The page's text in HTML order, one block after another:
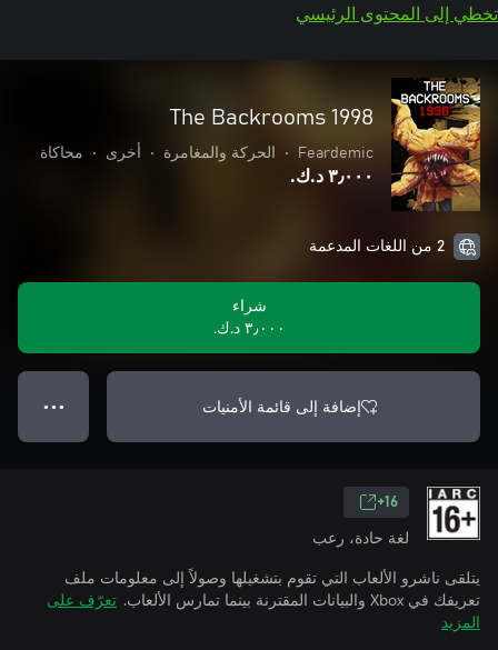
تخطي إلى المحتوى الرئيسي
The Backrooms 1998
Feardemic
• الحركة والمغامرة • أخرى • محاكاة
٣٫٠٠٠ د.ك.‏
2 من اللغات المدعمة
شراء
٣٫٠٠٠ د.ك.‏
إضافة إلى قائمة الأمنيات ● ● ●
16+
لغة حادة، رعب
يتلقى ناشرو الألعاب التي تقوم بتشغيلها وصولاً إلى معلومات ملف
تعريفك في Xbox والبيانات المقترنة بينما تمارس الألعاب.
تعرّف على
المزيد